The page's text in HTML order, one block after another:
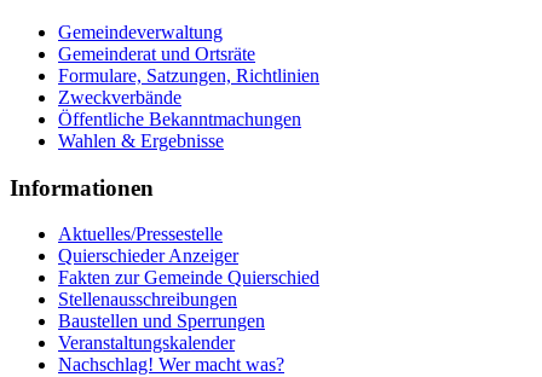
Gemeindeverwaltung
Gemeinderat und Ortsräte
Formulare, Satzungen, Richtlinien
Zweckverbände
Öffentliche Bekanntmachungen
Wahlen & Ergebnisse
Informationen
Aktuelles/Pressestelle
Quierschieder Anzeiger
Fakten zur Gemeinde Quierschied
Stellenausschreibungen
Baustellen und Sperrungen
Veranstaltungskalender
Nachschlag! Wer macht was?